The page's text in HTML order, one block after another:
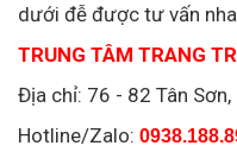
dưới đễ được tư vấn
TRUNG TÂM TRANG
Địa chỉ: 76 - 82 Tân Sơn,
Hotline/Zalo: